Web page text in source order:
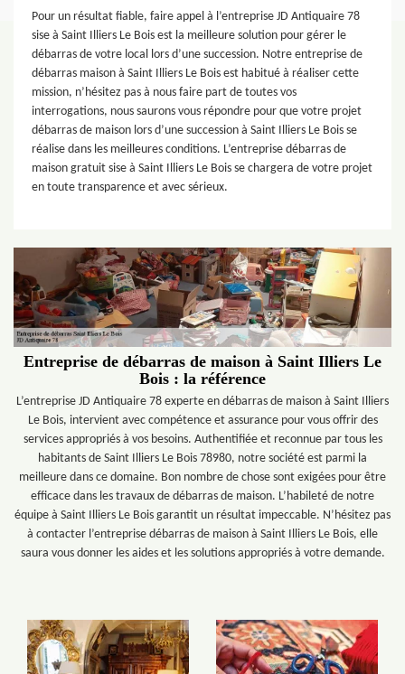
Pour un résultat fiable, faire appel à l’entreprise JD Antiquaire 78
sise à Saint Illiers Le Bois est la meilleure solution pour gérer le
débarras de votre local lors d’une succession. Notre entreprise de
débarras maison à Saint Illiers Le Bois est habitué à réaliser cette
mission, n’hésitez pas à nous faire part de toutes vos
interrogations, nous saurons vous répondre pour que votre projet
débarras de maison lors d’une succession à Saint Illiers Le Bois se
réalise dans les meilleures conditions. L’entreprise débarras de
maison gratuit sise à Saint Illiers Le Bois se chargera de votre projet
en toute transparence et avec sérieux.
Entreprise de débarras de maison à Saint Illiers Le
Bois : la référence
L’entreprise JD Antiquaire 78 experte en débarras de maison à Saint Illiers
Le Bois, intervient avec compétence et assurance pour vous offrir des
services appropriés à vos besoins. Authentifiée et reconnue par tous les
habitants de Saint Illiers Le Bois 78980, notre société est parmi la
meilleure dans ce domaine. Bon nombre de chose sont exigées pour être
efficace dans les travaux de débarras de maison. L’habileté de notre
équipe à Saint Illiers Le Bois garantit un résultat impeccable. N’hésitez pas
à contacter l’entreprise débarras de maison à Saint Illiers Le Bois, elle
saura vous donner les aides et les solutions appropriés à votre demande.